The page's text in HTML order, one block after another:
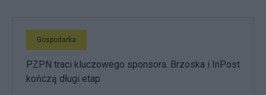
Gospodarka
PZPN traci kluczowego sponsora. Brzoska i InPost
kończą długi etap